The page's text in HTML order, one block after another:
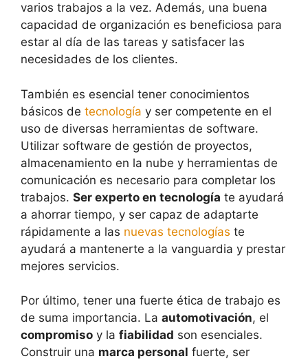
varios trabajos a la vez. Además, una buena
capacidad de organización es beneficiosa para
estar al día de las tareas y satisfacer las
necesidades de los clientes.
También es esencial tener conocimientos
básicos de tecnología y ser competente en el
uso de diversas herramientas de software.
Utilizar software de gestión de proyectos,
almacenamiento en la nube y herramientas de
comunicación es necesario para completar los
trabajos. Ser experto en tecnología te ayudará
a ahorrar tiempo, y ser capaz de adaptarte
rápidamente a las nuevas tecnologías te
ayudará a mantenerte a la vanguardia y prestar
mejores servicios.
Por último, tener una fuerte ética de trabajo es
de suma importancia. La automotivación, el
compromiso y la fiabilidad son esenciales.
Construir una marca personal fuerte, ser